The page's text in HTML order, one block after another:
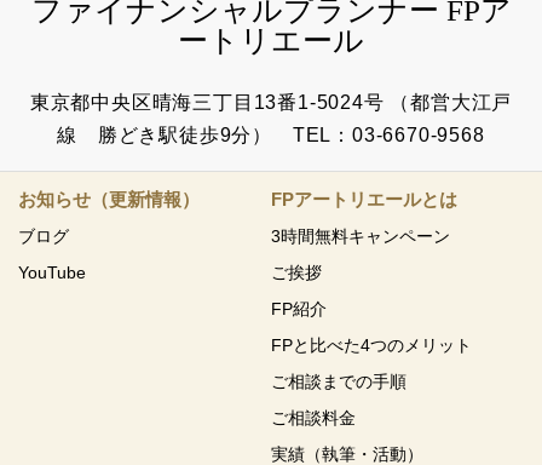
東京都中央区晴海三丁目13番1-5024号 （都営大江戸
線 勝どき駅徒歩9分） TEL：03-6670-9568
お知らせ（更新情報）
ブログ
YouTube
FPアートリエールとは
3時間無料キャンペーン
ご挨拶
FP紹介
FPと比べた4つのメリット
ご相談までの手順
ご相談料金
実績（執筆・活動）